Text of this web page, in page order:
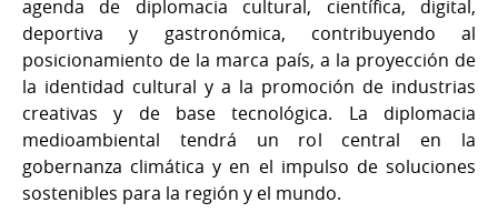
agenda de diplomacia cultural, científica, digital,
deportiva y gastronómica, contribuyendo al
posicionamiento de la marca país, a la proyección de
la identidad cultural y a la promoción de industrias
creativas y de base tecnológica. La diplomacia
medioambiental tendrá un rol central en la
gobernanza climática y en el impulso de soluciones
sostenibles para la región y el mundo.